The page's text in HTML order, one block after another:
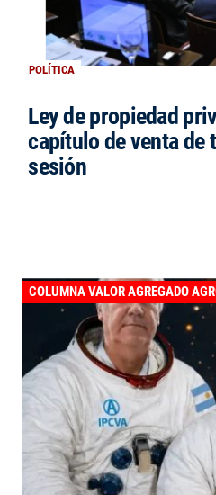
POLÍTICA
Ley de propiedad
capítulo de venta de
sesión
COLUMNA VALOR AGREGADO